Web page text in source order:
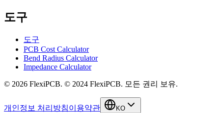
도구
도구
PCB Cost Calculator
Bend Radius Calculator
Impedance Calculator
© 2026 FlexiPCB. © 2024 FlexiPCB. 모든 권리 보유.
개인정보 처리방침이용약관 KO